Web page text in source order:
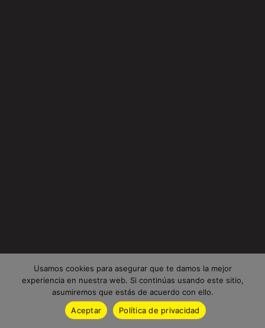
Usamos cookies para asegurar que te damos la mejor
experiencia en nuestra web. Si continúas usando este sitio,
asumiremos que estás de acuerdo con ello.
Aceptar
Política de privacidad